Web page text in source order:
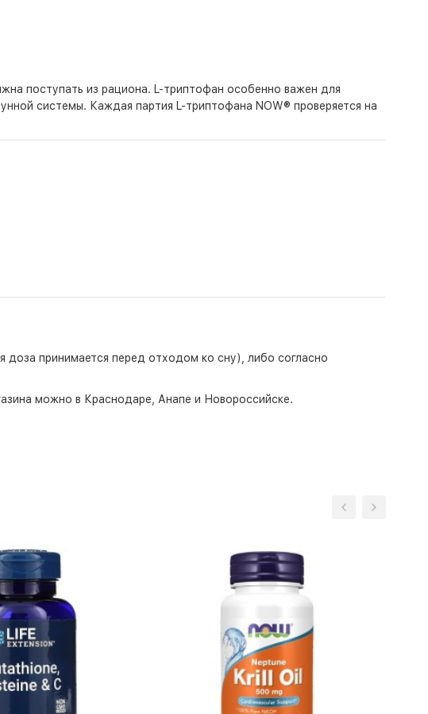
поступать из рациона. L-триптофан особенно важен для
системы. Каждая партия L-триптофана NOW® проверяется на
принимается перед отходом ко сну), либо согласно
можно в Краснодаре, Анапе и Новороссийске.